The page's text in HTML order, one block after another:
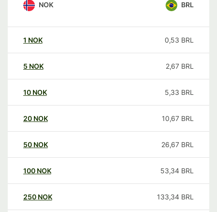
NOK BRL
1 NOK 0,53 BRL
5 NOK 2,67 BRL
10 NOK 5,33 BRL
20 NOK 10,67 BRL
50 NOK 26,67 BRL
100 NOK 53,34 BRL
250 NOK 133,34 BRL